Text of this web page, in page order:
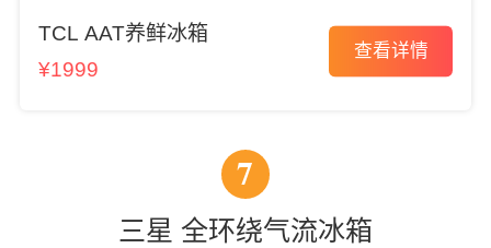
TCL AAT养鲜冰箱
¥1999
查看详情
7
三星 全环绕气流冰箱